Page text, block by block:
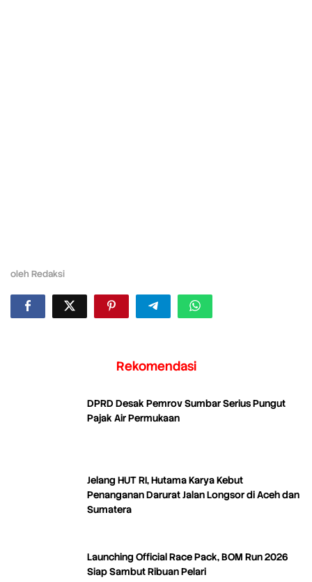
oleh Redaksi
Rekomendasi
DPRD Desak Pemrov Sumbar Serius Pungut
Pajak Air Permukaan
Jelang HUT RI, Hutama Karya Kebut
Penanganan Darurat Jalan Longsor di Aceh dan
Sumatera
Launching Official Race Pack, BOM Run 2026
Siap Sambut Ribuan Pelari